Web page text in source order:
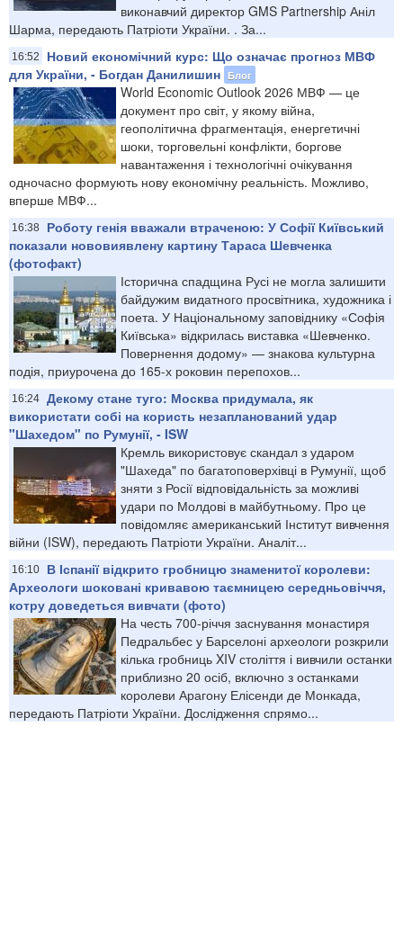
виконавчий директор GMS Partnership Аніл
Шарма, передають Патріоти України. . За...
16:52
Новий економічний курс: Що означає прогноз МВФ
для України, - Богдан Данилишин Блог
World Economic Outlook 2026 МВФ — це
документ про світ, у якому війна,
геополітична фрагментація, енергетичні
шоки, торговельні конфлікти, боргове
навантаження і технологічні очікування
одночасно формують нову економічну реальність. Можливо,
вперше МВФ...
16:38
Роботу генія вважали втраченою: У Софії Київський
показали нововиявлену картину Тараса Шевченка
(фотофакт)
Історична спадщина Русі не могла залишити
байдужим видатного просвітника, художника і
поета. У Національному заповіднику «Софія
Київська» відкрилась виставка «Шевченко.
Повернення додому» — знакова культурна
подія, приурочена до 165-х роковин перепохов...
16:24 Декому стане туго: Москва придумала, як
використати собі на користь незапланований удар
"Шахедом" по Румунії, - ISW
Кремль використовує скандал з ударом
"Шахеда" по багатоповерхівці в Румунії, щоб
зняти з Росії відповідальність за можливі
удари по Молдові в майбутньому. Про це
повідомляє американський Інститут вивчення
війни (ISW), передають Патріоти України. Аналіт...
16:10
В Іспанії відкрито гробницю знаменитої королеви:
Археологи шоковані кривавою таємницею середньовіччя,
котру доведеться вивчати (фото)
На честь 700-річчя заснування монастиря
Педральбес у Барселоні археологи розкрили
кілька гробниць XIV століття і вивчили останки
приблизно 20 осіб, включно з останками
королеви Арагону Елісенди де Монкада,
передають Патріоти України. Дослідження спрямо...